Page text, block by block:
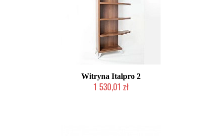
Witryna Italpro 2
1 530,01 zł